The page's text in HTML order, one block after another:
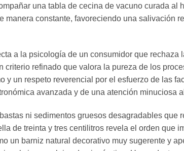
una tabla de cecina de vacuno curada
manera constante, favoreciendo una salivación
a la psicología de un consumidor que
criterio refinado que valora la pureza de los
y un respeto reverencial por el esfuerzo de las
avanzada y de una atención minuciosa
ni sedimentos gruesos desagradables
de treinta y tres centilitros revela el orden que
un barniz natural decorativo muy sugerente y